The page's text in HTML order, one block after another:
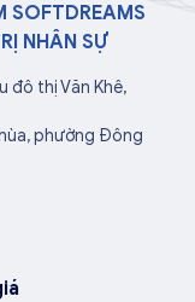
SOFTDREAMS
NHÂN SỰ
đô thị Văn Khê,
phường Đông